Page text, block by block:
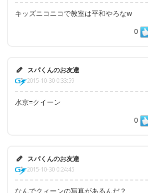
キッズニコニコで教室は平和やろなw
0
スパくんのお友達
2015-10-30 0:33:59
水京=クイーン
0
スパくんのお友達
2015-10-30 0:24:45
なんでクィーンの写真があるんだ？